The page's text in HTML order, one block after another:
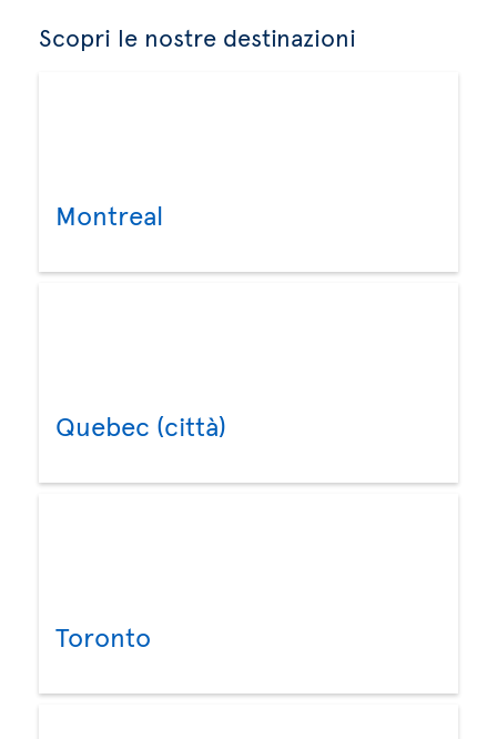
Scopri le nostre destinazioni
Montreal
Quebec (città)
Toronto